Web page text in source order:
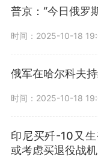
普京：“今日俄罗
时间：2025-10-18
俄军在哈尔科夫
时间：2025-10-18
印尼买歼-10又
或考虑买退役战机